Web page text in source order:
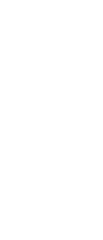
de